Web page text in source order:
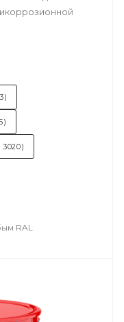
также других
.
RAL